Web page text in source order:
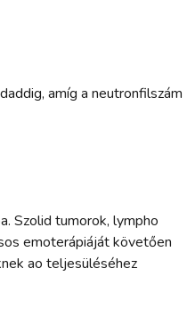
amíg a neutronfilszám
Szolid tumorok, lympho
emoterápiáját követően
ao teljesüléséhez